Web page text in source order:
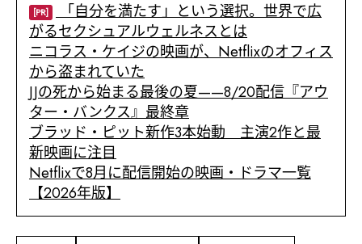
[PR]
「自分を満たす」という選択。世界で広
がるセクシュアルウェルネスとは
ニコラス・ケイジの映画が、Netflixのオフィス
から盗まれていた
JJの死から始まる最後の夏——8/20配信『アウ
ター・バンクス』最終章
ブラッド・ピット新作3本始動 主演2作と最
新映画に注目
Netflixで8月に配信開始の映画・ドラマ一覧
【2026年版】